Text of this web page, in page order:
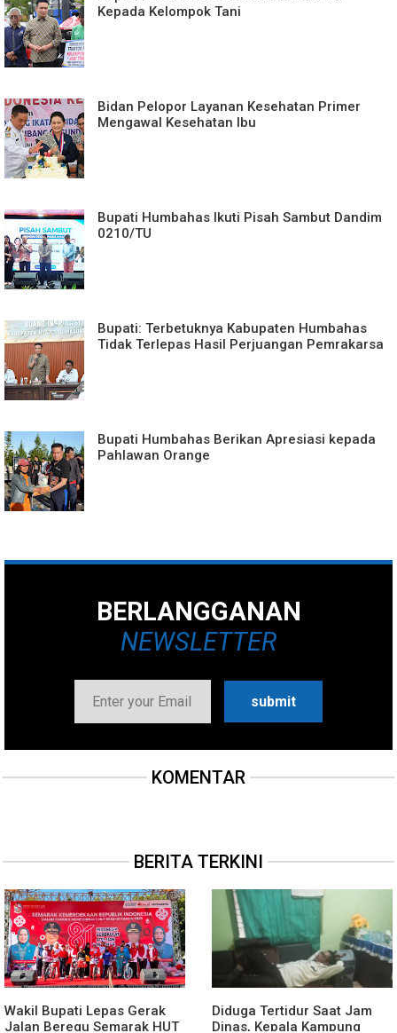
Kepada Kelompok Tani
Bidan Pelopor Layanan Kesehatan Primer
Mengawal Kesehatan Ibu
Bupati Humbahas Ikuti Pisah Sambut Dandim
0210/TU
Bupati: Terbetuknya Kabupaten Humbahas
Tidak Terlepas Hasil Perjuangan Pemrakarsa
Bupati Humbahas Berikan Apresiasi kepada
Pahlawan Orange
BERLANGGANAN
NEWSLETTER
KOMENTAR
BERITA TERKINI
Wakil Bupati Lepas Gerak
Jalan Beregu Semarak HUT
Diduga Tertidur Saat Jam
Dinas, Kepala Kampung